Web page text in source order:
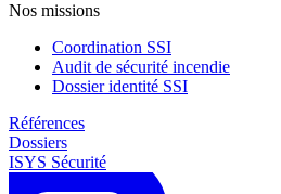
Nos missions
Coordination SSI
Audit de sécurité incendie
Dossier identité SSI
Références
Dossiers
ISYS Sécurité